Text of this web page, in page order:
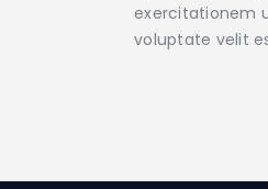
exercitationem
voluptate velit